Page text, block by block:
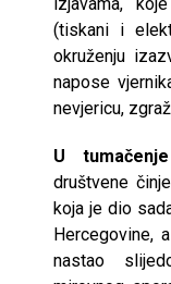
(tiskani i
okruženju
napose
nevjericu,
U
društvene
koja je dio
Hercegovine,
nastao